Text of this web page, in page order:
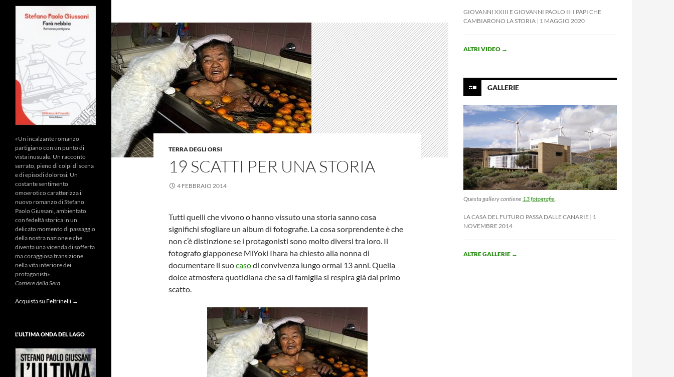
TERRA DEGLI ORSI
19 SCATTI PER UNA STORIA
4 FEBBRAIO 2014
Tutti quelli che vivono o hanno vissuto una storia sanno cosa
significhi sfogliare un album di fotografie. La cosa sorprendente è che
non c’è distinzione se i protagonisti sono molto diversi tra loro. Il
fotografo giapponese MiYoki Ihara ha chiesto alla nonna di
documentare il suocasodi convivenza lungo ormai 13 anni. Quella
dolce atmosfera quotidiana che sa di famiglia si respira già dal primo
scatto.
GIOVANNI XXIII E GIOVANNI PAOLO II: I PAPI CHE
CAMBIARONO LA STORIA 1 MAGGIO 2020
ALTRI VIDEO →
GALLERIE
Questa gallery contiene 13 fotografie.
LA CASA DEL FUTURO PASSA DALLE CANARIE 1
NOVEMBRE 2014
ALTRE GALLERIE →
«Un incalzante romanzo
partigiano con un punto di
vista inusuale. Un racconto
serrato, pieno di colpi di scena
e di episodi dolorosi. Un
costante sentimento
omoerotico caratterizza il
nuovo romanzo di Stefano
Paolo Giussani, ambientato
con fedeltà storica in un
delicato momento di passaggio
della nostra nazione e che
diventa una vicenda di sofferta
ma coraggiosa transizione
nella vita interiore dei
protagonisti».
Corriere della Sera
Acquista su Feltrinelli →
L’ULTIMA ONDA DEL LAGO